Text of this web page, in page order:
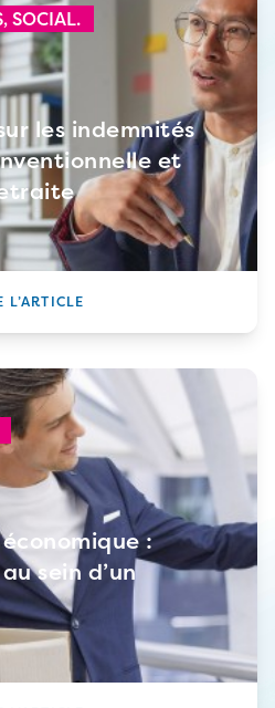
SOCIAL.
les indemnités
et
L’ARTICLE
:
sein d’un